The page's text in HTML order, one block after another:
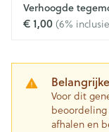
Verhoogde
€ 1,00 (6%
Voor dit
afhalen en